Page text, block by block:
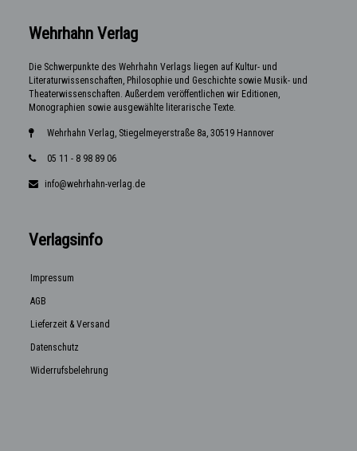
Wehrhahn Verlag
Die Schwerpunkte des Wehrhahn Verlags liegen auf Kultur- und
Literaturwissenschaften, Philosophie und Geschichte sowie Musik- und
Theaterwissenschaften. Außerdem veröffentlichen wir Editionen,
Monographien sowie ausgewählte literarische Texte.
Wehrhahn Verlag, Stiegelmeyerstraße 8a, 30519 Hannover
05 11 - 8 98 89 06
info@wehrhahn-verlag.de
Verlagsinfo
Impressum
AGB
Lieferzeit & Versand
Datenschutz
Widerrufsbelehrung